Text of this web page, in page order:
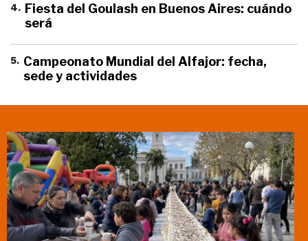
4. Fiesta del Goulash en Buenos Aires: cuándo
será
5. Campeonato Mundial del Alfajor: fecha,
sede y actividades